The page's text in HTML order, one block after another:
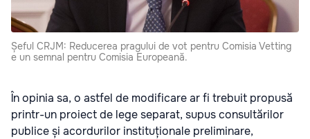
Șeful CRJM: Reducerea pragului de vot pentru Comisia Vetting
e un semnal pentru Comisia Europeană.
În opinia sa, o astfel de modificare ar fi trebuit propusă
printr-un proiect de lege separat, supus consultărilor
publice și acordurilor instituționale preliminare,